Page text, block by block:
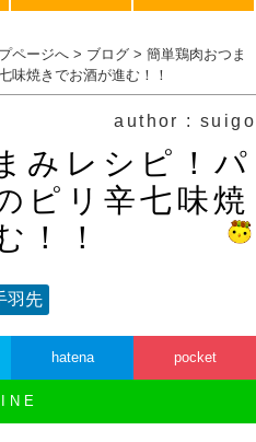
ページへ > ブログ > 簡単鶏肉おつま
味焼きでお酒が進む！！
author : suigo
みレシピ！パ
ピリ辛七味焼
！！
羽先
hatena pocket
I N E